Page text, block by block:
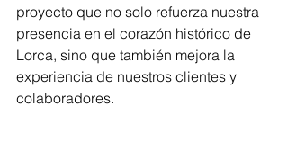
proyecto que no solo refuerza nuestra
presencia en el corazón histórico de
Lorca, sino que también mejora la
experiencia de nuestros clientes y
colaboradores.